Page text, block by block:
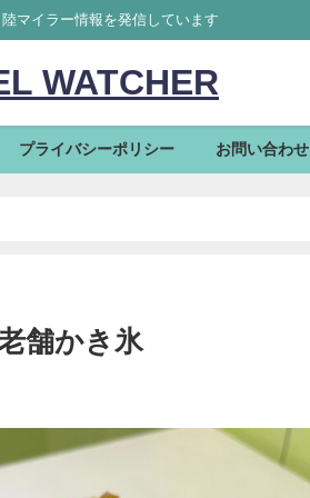
マイラー情報を発信しています
WATCHER
プライバシーポリシー お問い合わせ
舗かき氷